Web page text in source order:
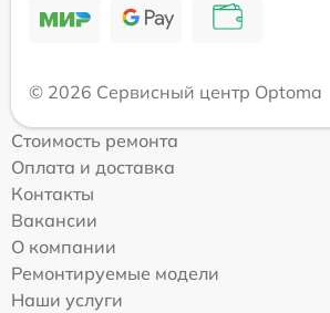
© 2026 Сервисный центр Optoma
Стоимость ремонта
Оплата и доставка
Контакты
Вакансии
О компании
Ремонтируемые модели
Наши услуги